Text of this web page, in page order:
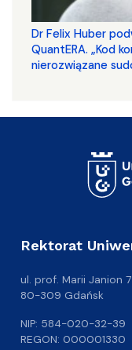
Dr Felix Huber
QuantERA. „Kod
nierozwiązane
Rektorat
ul. prof. Marii Janion 7
80-309 Gdańsk
NIP: 584-020-32-39
REGON: 000001330